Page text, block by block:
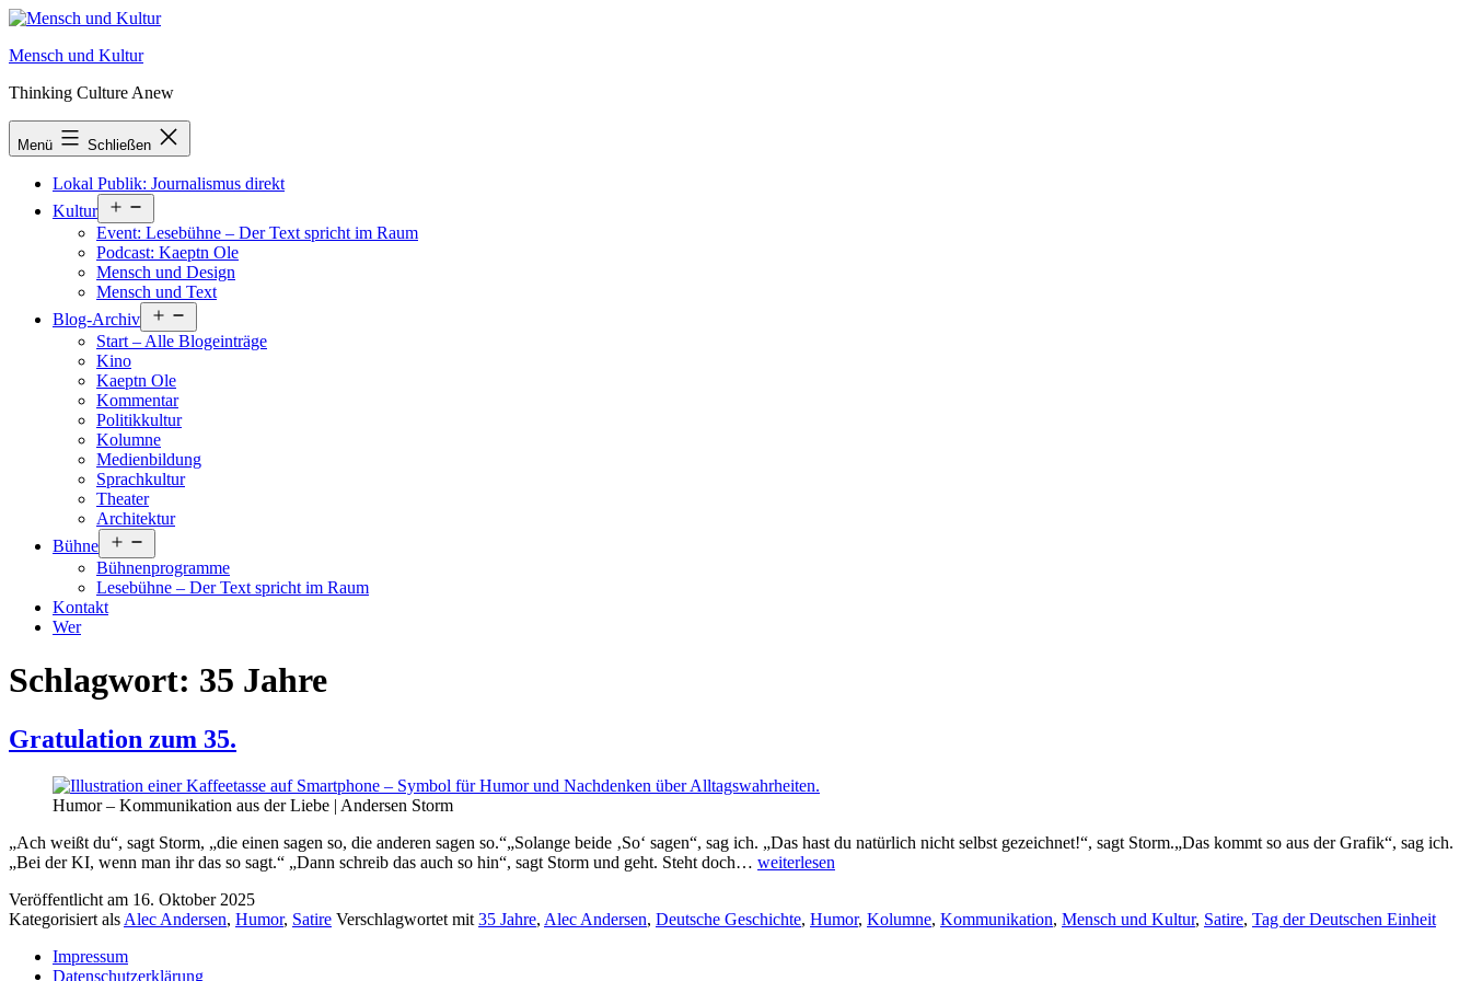
Zum
springen
Mensch und Kultur
Thinking Culture Anew
Menü Schließen
Lokal Publik: Journalismus direkt
Kultur
öffnen
Event: Lesebühne – Der Text spricht im Raum
Podcast: Kaeptn Ole
Mensch und Design
Mensch und Text
Blog-Archiv
öffnen
Start – Alle Blogeinträge
Kino
Kaeptn Ole
Kommentar
Politikkultur
Kolumne
Medienbildung
Sprachkultur
Theater
Architektur
Bühne
öffnen
Bühnenprogramme
Lesebühne – Der Text spricht im Raum
Kontakt
Wer
Schlagwort: 35 Jahre
Gratulation zum 35.
Humor – Kommunikation aus der Liebe | Andersen Storm
„Ach weißt du“, sagt Storm, „die einen sagen so, die anderen sagen so.“„Solange beide ‚So‘ sagen“, sag ich. „Das hast du natürlich nicht selbst gezeichnet!“, sagt Storm.„Das kommt so aus der Grafik“, sag ich.
„Bei der KI, wenn man ihr das so sagt.“ „Dann schreib das auch so hin“, sagt Storm und geht. Steht doch… Gratulation
weiterlesen
Veröffentlicht am 16. Oktober 2025
Kategorisiert als Alec Andersen, Humor, Satire Verschlagwortet mit 35 Jahre, Alec Andersen, Deutsche Geschichte, Humor, Kolumne, Kommunikation, Mensch und Kultur, Satire, Tag der Deutschen Einheit
Impressum
Datenschutzerklärung